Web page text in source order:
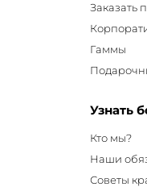
Заказать
Гаммы
Узнать
Кто мы?
Наши
Советы